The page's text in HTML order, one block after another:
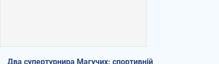
Два супертурнира Магучих: спортивній